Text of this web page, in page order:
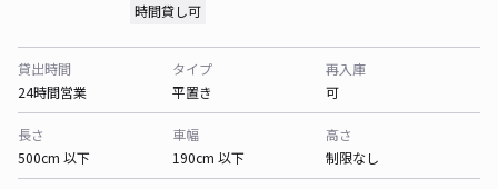
時間貸し可
貸出時間
24時間営業
タイプ
平置き
再入庫
可
長さ
500cm 以下
車幅
190cm 以下
高さ
制限なし